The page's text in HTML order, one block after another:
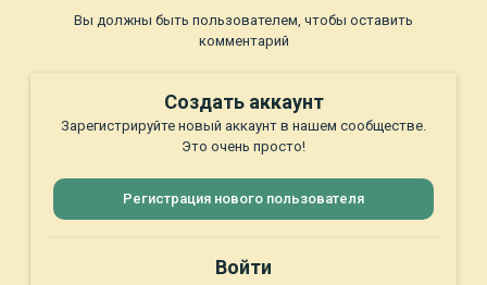
Вы должны быть пользователем, чтобы оставить
комментарий
Создать аккаунт
Зарегистрируйте новый аккаунт в нашем сообществе.
Это очень просто!
Регистрация нового пользователя
Войти